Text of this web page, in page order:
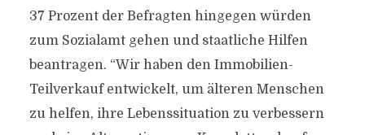
37 Prozent der Befragten hingegen würden
zum Sozialamt gehen und staatliche Hilfen
beantragen. “Wir haben den Immobilien-
Teilverkauf entwickelt, um älteren Menschen
zu helfen, ihre Lebenssituation zu verbessern